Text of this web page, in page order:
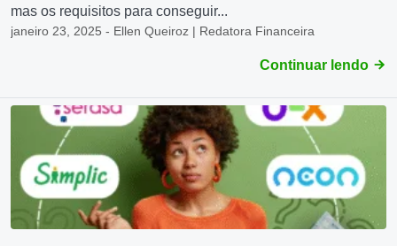
mas os requisitos para conseguir...
janeiro 23, 2025 - Ellen Queiroz | Redatora Financeira
Continuar lendo